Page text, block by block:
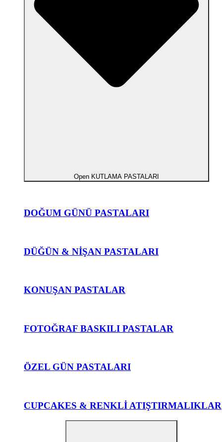
Open KUTLAMA PASTALARI
DOĞUM GÜNÜ PASTALARI
DÜĞÜN & NİŞAN PASTALARI
KONUŞAN PASTALAR
FOTOĞRAF BASKILI PASTALAR
ÖZEL GÜN PASTALARI
CUPCAKES & RENKLİ ATIŞTIRMALIKLAR